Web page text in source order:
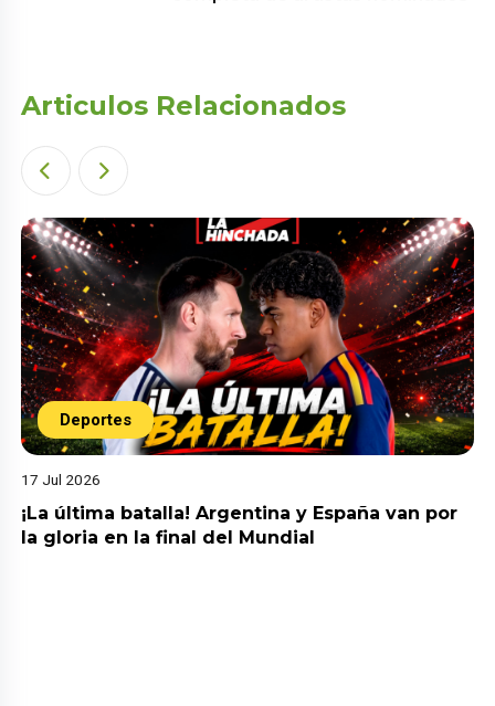
Articulos Relacionados
Deportes
17 Jul 2026
¡La última batalla! Argentina y España van por
la gloria en la final del Mundial